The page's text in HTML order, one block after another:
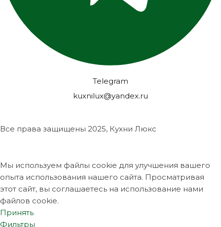
Telegram
kuxnilux@yandex.ru
Все права защищены 2025, Кухни Люкс
Мы используем файлы cookie для улучшения вашего
опыта использования нашего сайта. Просматривая
этот сайт, вы соглашаетесь на использование нами
файлов cookie.
Принять
Фильтры